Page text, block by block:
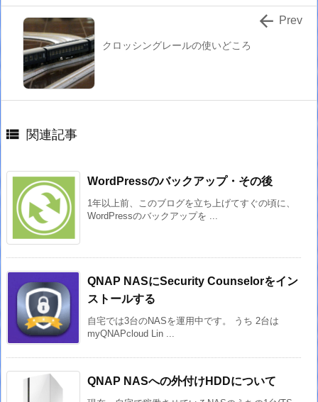
クロッシングレールの使いどころ
 Prev
 関連記事
WordPressのバックアップ・その後
1年以上前、このブログを立ち上げてすぐの頃に、
WordPressのバックアップを ...
QNAP NASにSecurity Counselorをイン
ストールする
自宅では3台のNASを運用中です。 うち 2台は
myQNAPcloud Lin ...
QNAP NASへの外付けHDDについて